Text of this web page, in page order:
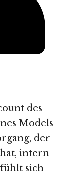
des
Models
der
intern
sich